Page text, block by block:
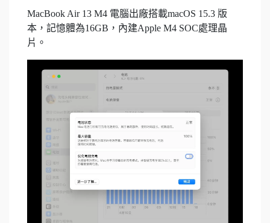
MacBook Air 13 M4 電腦出廠搭載macOS 15.3 版
本，記憶體為16GB，內建Apple M4 SOC處理晶
片。